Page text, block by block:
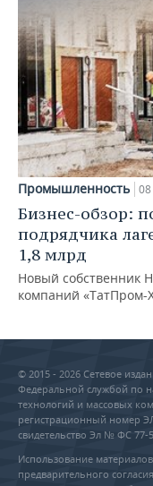
Промышленность
Бизнес-обзор:
подрядчика
1,8 млрд
Новый собственник
компаний «ТатПром-
© 2015 - 2026 Сетевое
Федеральной службой по
технологий и массовых
регистрационный номер
свидетельство Эл № ФС 77-
Использование
предварительного